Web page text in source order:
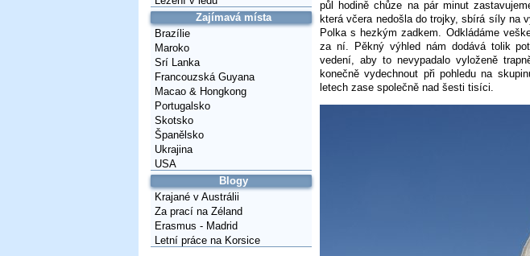
Zajímavá místa
Brazílie
Maroko
Srí Lanka
Francouzská Guyana
Macao & Hongkong
Portugalsko
Skotsko
Španělsko
Ukrajina
USA
Blogy
Krajané v Austrálii
Za prací na Zéland
Erasmus - Madrid
Letní práce na Korsice
půl hodině chůze na pár minut
která včera nedošla do trojky, sbírá síly na
Polka s hezkým zadkem. Odkládáme
za ní. Pěkný výhled nám dodává tolik
vedení, aby to nevypadalo vyloženě
konečně vydechnout při pohledu na
letech zase společně nad šesti tisíci.